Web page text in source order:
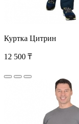
Куртка Цитрин
12 500 ₸